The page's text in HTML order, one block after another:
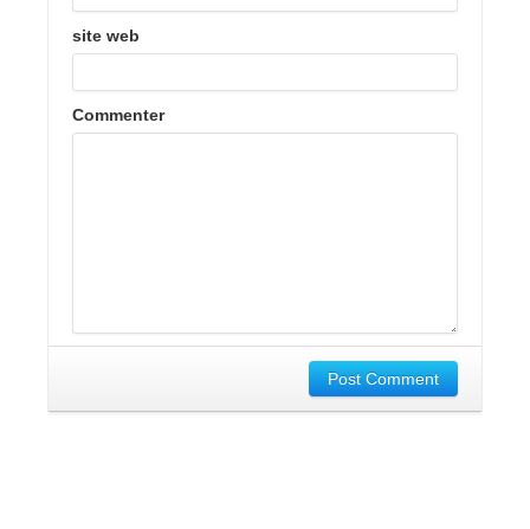
site web
Commenter
Post Comment